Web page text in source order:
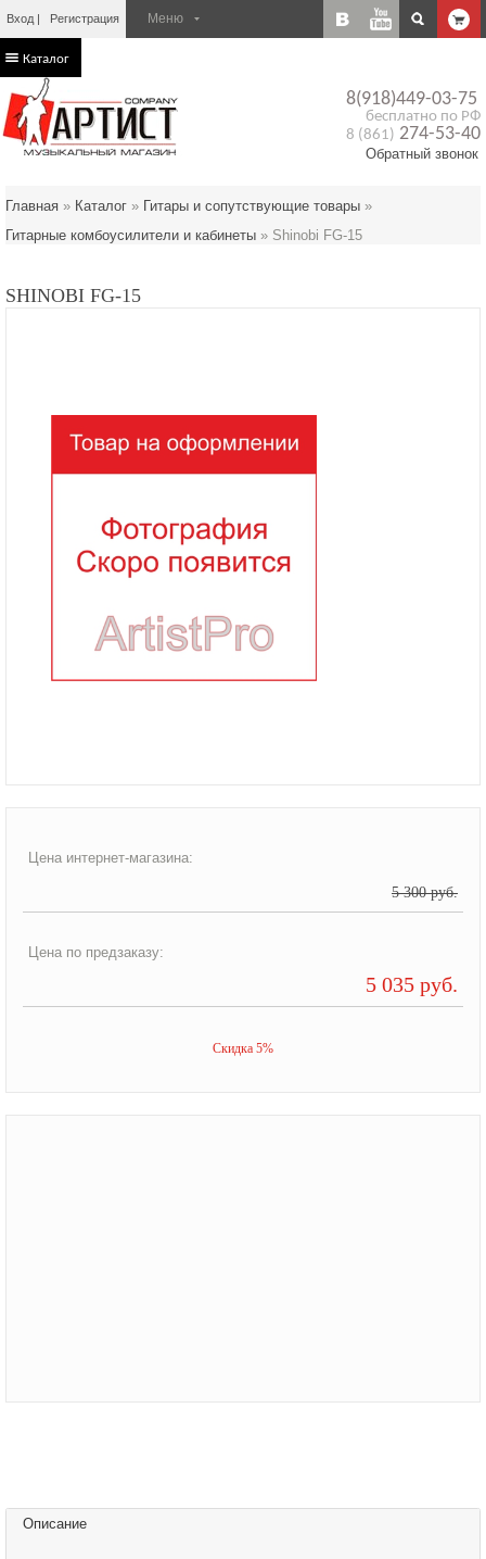
Вход Регистрация
8(918)449-03-75
бесплатно по РФ
8 (861) 274-53-40
Обратный звонок
Каталог
Главная » Каталог » Гитары и сопутствующие товары »
Гитарные комбоусилители и кабинеты » Shinobi FG-15
SHINOBI FG-15
Цена интернет-магазина:
5 300 руб.
Цена по предзаказу:
5 035 руб.
Скидка 5%
Описание